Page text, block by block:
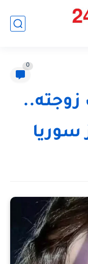
0
زوجته..
سوريا